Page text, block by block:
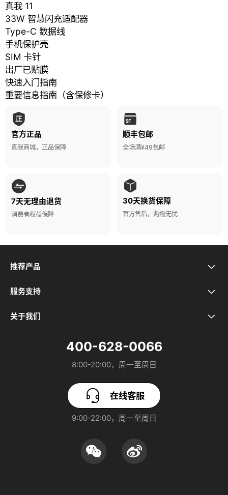
真我 11
33W 智慧闪充适配器
Type-C 数据线
手机保护壳
SIM 卡针
出厂已贴膜
快速入门指南
重要信息指南（含保修卡）
官方正品
真我商城，正品保障
顺丰包邮
全场满¥49包邮
7天无理由退货
消费者权益保障
30天换货保障
官方售后，购物无忧
推荐产品
真我Neo8
真我GT8 Pro
真我Neo7 Turbo
服务支持
售后政策
进网许可证标志呈现
电器电子产品中有害物质含有信息表
关于我们
400-628-0066
8:00-20:00，周一至周日
在线客服
9:00-22:00，周一至周日